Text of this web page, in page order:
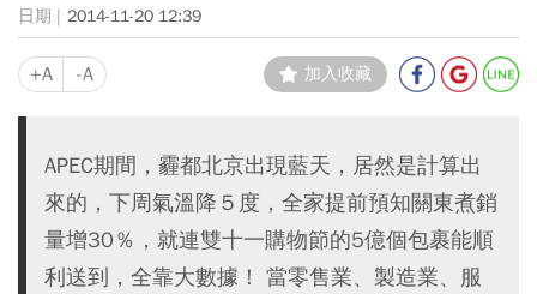
2014-11-20 12:39
+A -A 加入收藏
APEC期間，霾都北京出現藍天，居然是計算出
來的，下周氣溫降５度，全家提前預知關東煮銷
量增30％，就連雙十一購物節的5億個包裹能順
利送到，全靠大數據！ 當零售業、製造業、服